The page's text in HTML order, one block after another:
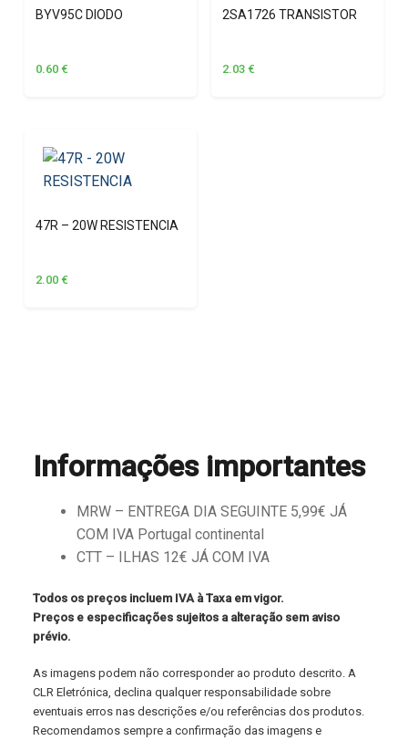
BYV95C DIODO
0.60 €
2SA1726 TRANSISTOR
2.03 €
47R – 20W RESISTENCIA
2.00 €
Informações importantes
MRW – ENTREGA DIA SEGUINTE 5,99€ JÁ
COM IVA Portugal continental
CTT – ILHAS 12€ JÁ COM IVA
Todos os preços incluem IVA à Taxa em vigor.
Preços e especificações sujeitos a alteração sem aviso
prévio.
As imagens podem não corresponder ao produto descrito. A
CLR Eletrónica, declina qualquer responsabilidade sobre
eventuais erros nas descrições e/ou referências dos produtos.
Recomendamos sempre a confirmação das imagens e